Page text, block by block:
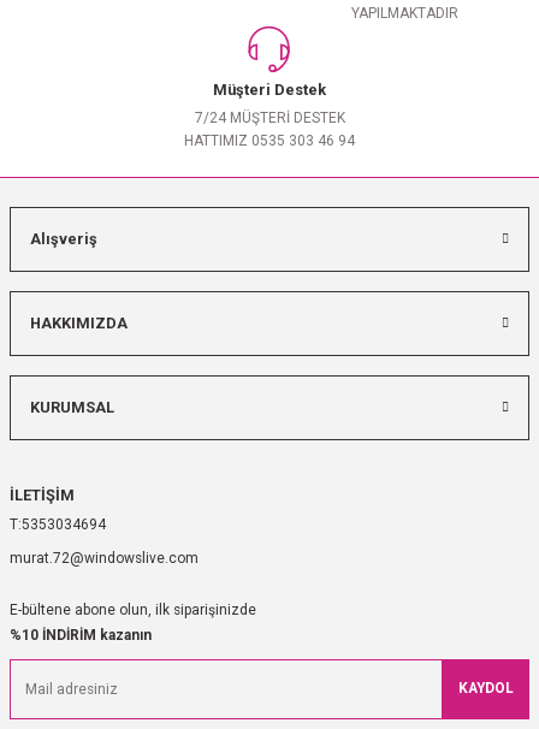
YAPILMAKTADIR
Müşteri Destek
7/24 MÜŞTERİ DESTEK
HATTIMIZ 0535 303 46 94
Alışveriş
HAKKIMIZDA
KURUMSAL
İLETİŞİM
5353034694
murat.72@windowslive.com
E-bültene abone olun, ilk siparişinizde
%10 İNDİRİM kazanın
KAYDOL